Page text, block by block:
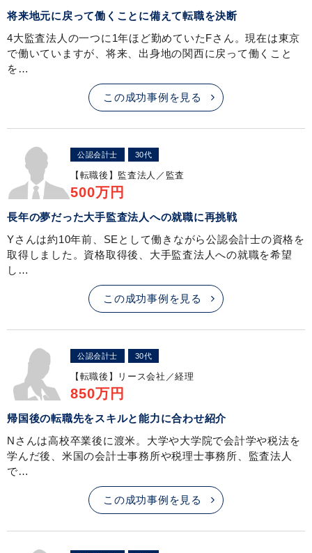
将来地元に戻って働くことに備えて転職を決断
4大監査法人の一つに1年ほど勤めていたFさん。現在は東京
で働いていますが、将来、出身地の関西に戻って働くこと
を…
この成功事例を見る
公認会計士 30代
【転職後】 監査法人／監査
500万円
長年の夢だった大手監査法人への就職に再挑戦
Yさんは約10年前、SEとして働きながら公認会計士の資格を
取得しました。資格取得後、大手監査法人への就職を希望
し…
この成功事例を見る
公認会計士 30代
【転職後】 リース会社／経理
850万円
帰国後の転職先をスキルと能力に合わせ紹介
Nさんは高校卒業後に渡米。大学や大学院で会計学や税法を
学んだ後、米国の会計士事務所や税理士事務所、監査法人
で…
この成功事例を見る